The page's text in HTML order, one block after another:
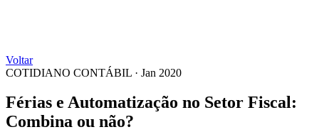
Voltar
COTIDIANO CONTÁBIL · Jan 2020
Férias e Automatização no Setor Fiscal:
Combina ou não?